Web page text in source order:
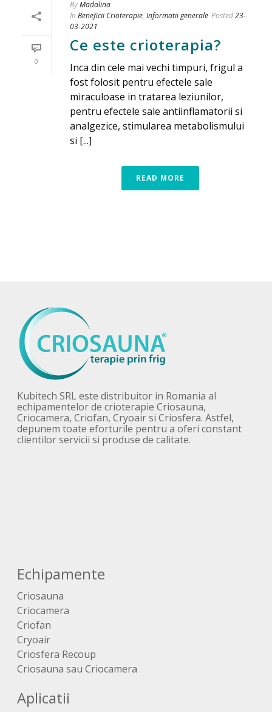
0
ByMadalina
In Beneficii Crioterapie, Informatii generale Posted23-
03-2021
Ce este crioterapia?
Inca din cele mai vechi timpuri, frigul a
fost folosit pentru efectele sale
miraculoase in tratarea leziunilor,
pentru efectele sale antiinflamatorii si
analgezice, stimularea metabolismului
si [...]
READ MORE
Kubitech SRL este distribuitor in Romania al
echipamentelor de crioterapie Criosauna,
Criocamera, Criofan, Cryoair si Criosfera. Astfel,
depunem toate eforturile pentru a oferi constant
clientilor servicii si produse de calitate.
Echipamente
Criosauna
Criocamera
Criofan
Cryoair
Criosfera Recoup
Criosauna sau Criocamera
Aplicatii